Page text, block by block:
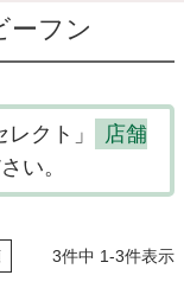
ーフン
クト」
店舗
い。
3件中 1-3件表示